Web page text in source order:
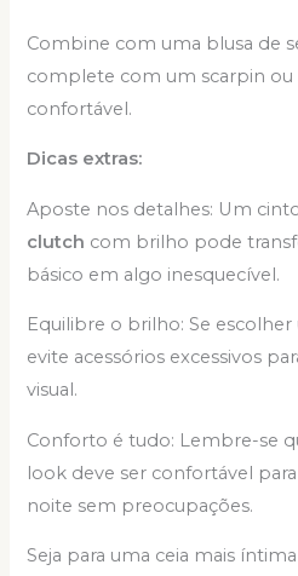
Combine com uma blusa de
complete com um scarpin ou
confortável.
Dicas extras:
Aposte nos detalhes: Um
clutch com brilho pode
básico em algo inesquecível.
Equilibre o brilho: Se
evite acessórios excessivos
visual.
Conforto é tudo: Lembre-se
look deve ser confortável
noite sem preocupações.
Seja para uma ceia mais